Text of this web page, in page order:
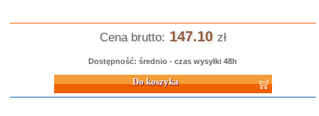
Cena brutto: 147.10 zł
Dostępność: średnio - czas wysyłki 48h
Do koszyka